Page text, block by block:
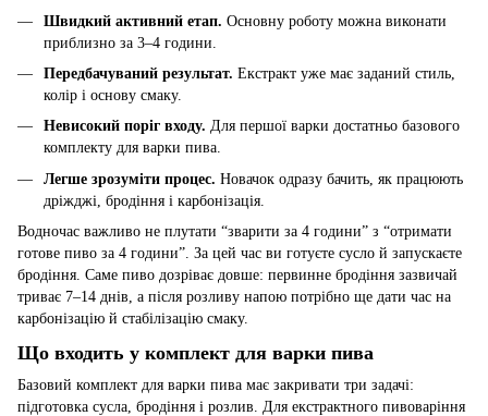
Швидкий активний етап. Основну роботу можна виконати
приблизно за 3–4 години.
Передбачуваний результат. Екстракт уже має заданий стиль,
колір і основу смаку.
Невисокий поріг входу. Для першої варки достатньо базового
комплекту для варки пива.
Легше зрозуміти процес. Новачок одразу бачить, як працюють
дріжджі, бродіння і карбонізація.
Водночас важливо не плутати “зварити за 4 години” з “отримати
готове пиво за 4 години”. За цей час ви готуєте сусло й запускаєте
бродіння. Саме пиво дозріває довше: первинне бродіння зазвичай
триває 7–14 днів, а після розливу напою потрібно ще дати час на
карбонізацію й стабілізацію смаку.
Що входить у комплект для варки пива
Базовий комплект для варки пива має закривати три задачі:
підготовка сусла, бродіння і розлив. Для екстрактного пивоваріння